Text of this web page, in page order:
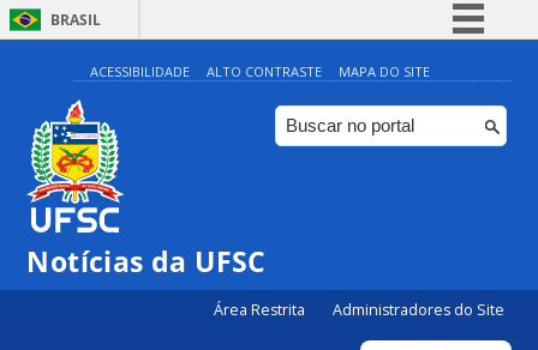
BRASIL
Simplifique!
Comunica BR
Participe
ACESSIBILIDADE ALTO CONTRASTE MAPA DO SITE
Notícias da UFSC
Área Restrita Administradores do Site